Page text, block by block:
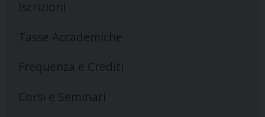
Iscrizioni
Tasse Accademiche
Frequenza e Crediti
Corsi e Seminari